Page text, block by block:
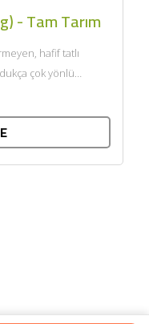
- Tam Tarım
hafif tatlı
çok yönlü